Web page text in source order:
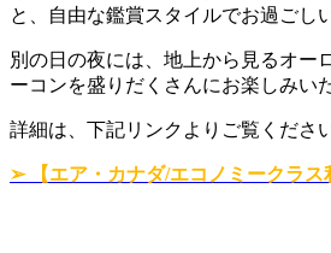
と、自由な鑑賞スタイルでお過ごし
別の日の夜には、地上から見るオー
ーコンを盛りだくさんにお楽しみい
詳細は、下記リンクよりご覧ください
➢ 【エア・カナダ/エコノミークラ